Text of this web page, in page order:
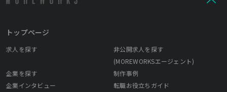
トップページ
求人を探す
非公開求人を探す
(MOREWORKSエージェント)
企業を探す
制作事例
企業インタビュー
転職お役立ちガイド